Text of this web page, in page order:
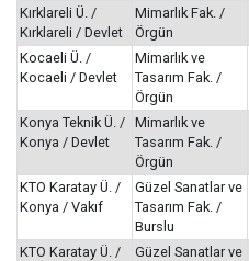
Kırklareli Ü. /
Kırklareli / Devlet
Mimarlık Fak. /
Örgün
Kocaeli Ü. /
Kocaeli / Devlet
Mimarlık ve
Tasarım Fak. /
Örgün
Konya Teknik Ü. /
Konya / Devlet
Mimarlık ve
Tasarım Fak. /
Örgün
KTO Karatay Ü. /
Konya / Vakıf
Güzel Sanatlar ve
Tasarım Fak. /
Burslu
KTO Karatay Ü. /
Güzel Sanatlar ve